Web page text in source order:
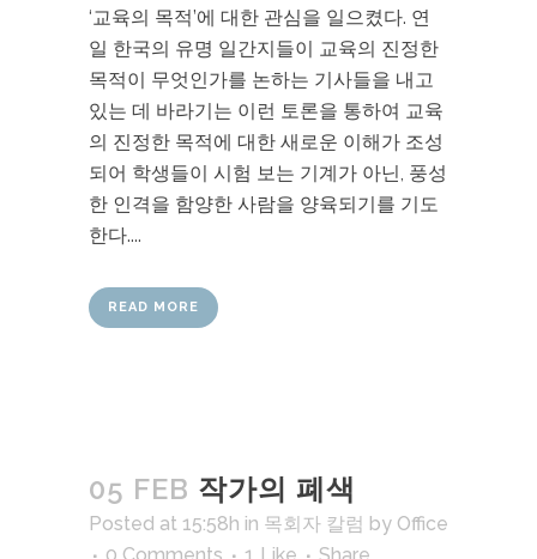
‘교육의 목적’에 대한 관심을 일으켰다. 연
일 한국의 유명 일간지들이 교육의 진정한
목적이 무엇인가를 논하는 기사들을 내고
있는 데 바라기는 이런 토론을 통하여 교육
의 진정한 목적에 대한 새로운 이해가 조성
되어 학생들이 시험 보는 기계가 아닌, 풍성
한 인격을 함양한 사람을 양육되기를 기도
한다....
READ MORE
05 FEB 작가의 폐색
Posted at 15:58h in 목회자 칼럼 by Office